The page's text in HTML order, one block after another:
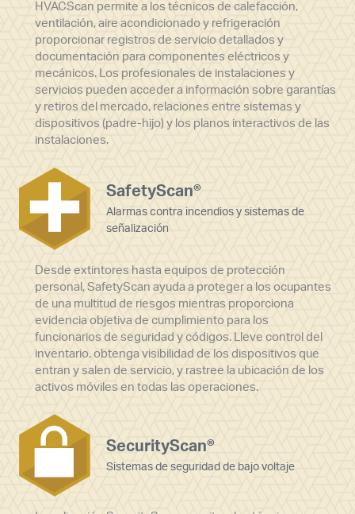
HVACScan permite a los técnicos de calefacción,
ventilación, aire acondicionado y refrigeración
proporcionar registros de servicio detallados y
documentación para componentes eléctricos y
mecánicos. Los profesionales de instalaciones y
servicios pueden acceder a información sobre garantías
y retiros del mercado, relaciones entre sistemas y
dispositivos (padre-hijo) y los planos interactivos de las
instalaciones.
SafetyScan®
Alarmas contra incendios y sistemas de
señalización
Desde extintores hasta equipos de protección
personal, SafetyScan ayuda a proteger a los ocupantes
de una multitud de riesgos mientras proporciona
evidencia objetiva de cumplimiento para los
funcionarios de seguridad y códigos. Lleve control del
inventario, obtenga visibilidad de los dispositivos que
entran y salen de servicio, y rastree la ubicación de los
activos móviles en todas las operaciones.
SecurityScan®
Sistemas de seguridad de bajo voltaje